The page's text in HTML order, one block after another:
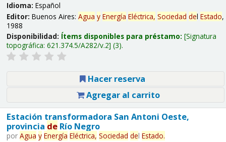
Idioma: Español
Editor: Buenos Aires: Agua y Energía Eléctrica, Sociedad del Estado,
1988
Disponibilidad: Ítems disponibles para préstamo: Signatura
topográfica: 621.374.5/A282/v.2 (3).
Hacer reserva
Agregar al carrito
Estación transformadora San Antoni Oeste,
provincia deRío Negro
por Agua y Energía Eléctrica, Sociedad del Estado.